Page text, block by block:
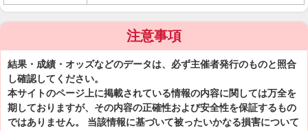
注意事項
結果・成績・オッズなどのデータは、必ず主催者発行のものと照合
し確認してください。
本サイトのページ上に掲載されている情報の内容に関しては万全を
期しておりますが、その内容の正確性および安全性を保証するもの
ではありません。 当該情報に基づいて被ったいかなる損害について